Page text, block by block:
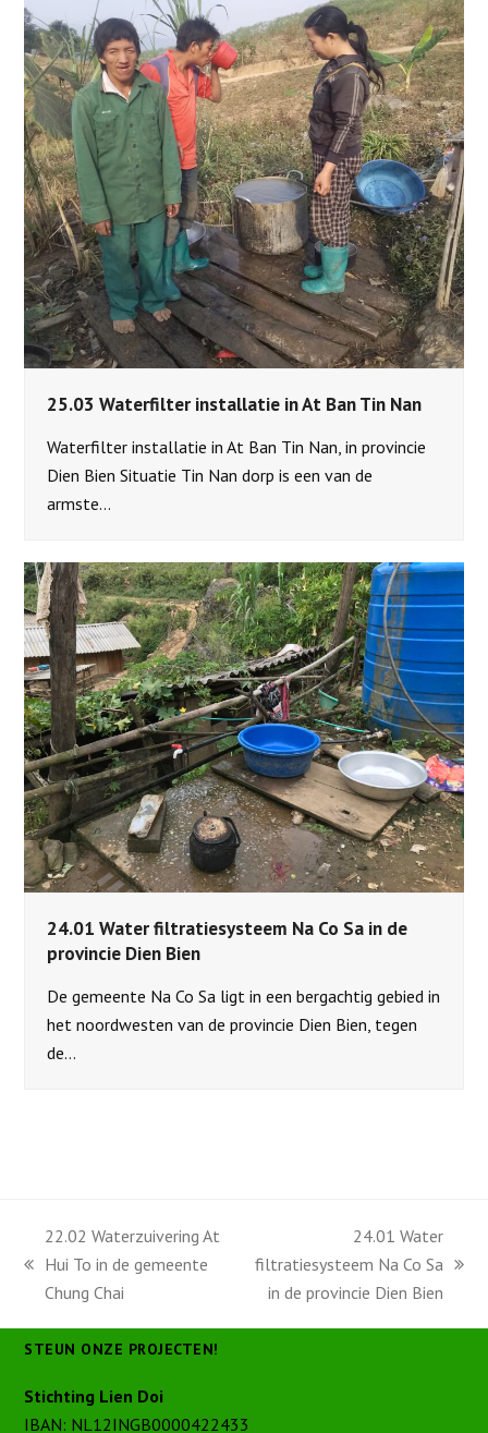
25.03 Waterfilter installatie in At Ban Tin Nan
Waterfilter installatie in At Ban Tin Nan, in provincie
Dien Bien Situatie Tin Nan dorp is een van de
armste…
24.01 Water filtratiesysteem Na Co Sa in de
provincie Dien Bien
De gemeente Na Co Sa ligt in een bergachtig gebied in
het noordwesten van de provincie Dien Bien, tegen
de…
previous
post:
22.02 Waterzuivering At
Hui To in de gemeente
Chung Chai
next
post:
24.01 Water
filtratiesysteem Na Co Sa
in de provincie Dien Bien
STEUN ONZE PROJECTEN!
Stichting Lien Doi
IBAN: NL12INGB0000422433